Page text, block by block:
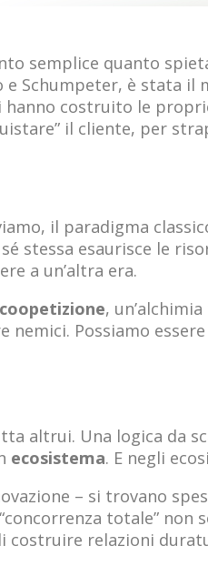
semplice quanto
Schumpeter, è stata
costruito le
il cliente, per
il paradigma
stessa esaurisce le
a un’altra era.
,
nemici. Possiamo
altrui. Una logica da
ecosistema. E negli
– si trovano
totale” non
costruire relazioni